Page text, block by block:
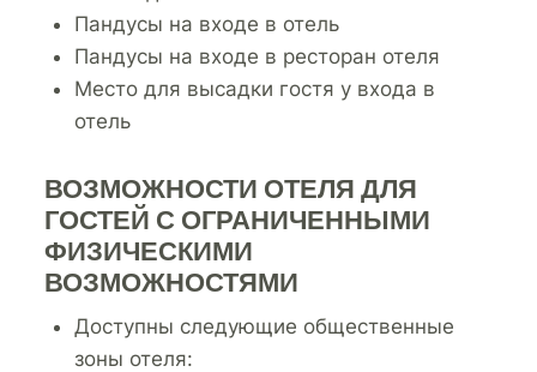
Пандусы на входе в отель
Пандусы на входе в ресторан отеля
Место для высадки гостя у входа в
отель
ВОЗМОЖНОСТИ ОТЕЛЯ ДЛЯ
ГОСТЕЙ С ОГРАНИЧЕННЫМИ
ФИЗИЧЕСКИМИ
ВОЗМОЖНОСТЯМИ
Доступны следующие общественные
зоны отеля: